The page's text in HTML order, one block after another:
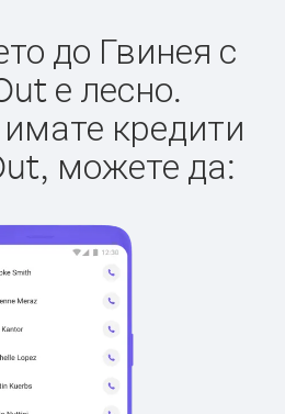
до Гвинея с
е лесно.
кредити
можете да: